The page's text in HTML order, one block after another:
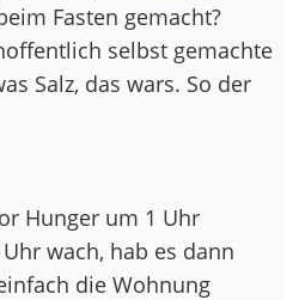
Fasten gemacht?
selbst gemachte
Salz, das wars. So der
Hunger um 1 Uhr
wach, hab es dann
die Wohnung